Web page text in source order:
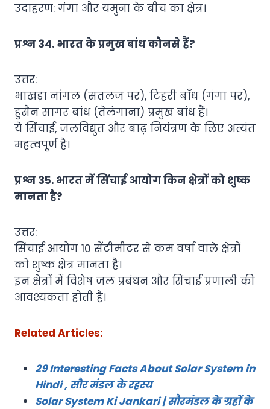
उदाहरण: गंगा और यमुना के बीच का क्षेत्र।
प्रश्न 34. भारत के प्रमुख बांध कौनसे हैं?
उत्तर:
भाखड़ा नांगल (सतलज पर), टिहरी बाँध (गंगा पर),
हुसैन सागर बांध (तेलंगाना) प्रमुख बांध हैं।
ये सिंचाई, जलविद्युत और बाढ़ नियंत्रण के लिए अत्यंत
महत्वपूर्ण हैं।
प्रश्न 35. भारत में सिंचाई आयोग किन क्षेत्रों को शुष्क
मानता है?
उत्तर:
सिंचाई आयोग 10 सेंटीमीटर से कम वर्षा वाले क्षेत्रों
को शुष्क क्षेत्र मानता है।
इन क्षेत्रों में विशेष जल प्रबंधन और सिंचाई प्रणाली की
आवश्यकता होती है।
Related Articles:
29 Interesting Facts About Solar System in
Hindi , सौर मंडल के रहस्य
Solar System Ki Jankari | सौरमंडल के ग्रहों के